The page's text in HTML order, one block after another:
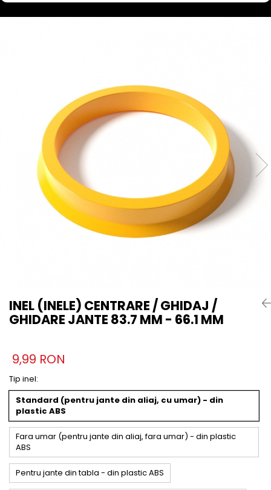
INEL (INELE) CENTRARE / GHIDAJ /
GHIDARE JANTE 83.7 MM - 66.1 MM
9,99 RON
Tip inel:
Standard (pentru jante din aliaj, cu umar) - din
plastic ABS
Fara umar (pentru jante din aliaj, fara umar) - din plastic
ABS
Pentru jante din tabla - din plastic ABS